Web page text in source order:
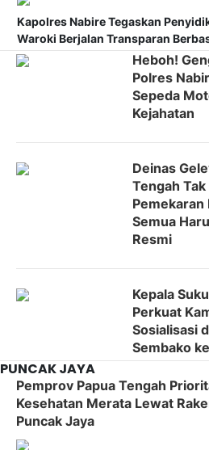
Kapolres Nabire Tegaskan
Waroki Berjalan Transparan
Heboh!
Polres
Sepeda
Kejahatan
Deinas
Tengah
Pemekaran
Semua
Resmi
Kepala
Perkuat
Sosialisasi
Sembako
PUNCAK JAYA
Pemprov Papua Tengah
Kesehatan Merata Lewat
Puncak Jaya